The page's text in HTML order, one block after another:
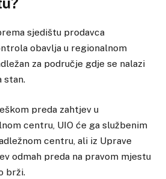
sjedištu prodavca
obavlja u regionalnom
za područje gdje se nalazi
stan.
preda zahtjev u
centru, UIO će ga službenim
centru, ali iz Uprave
odmah preda na pravom mjestu
brži.